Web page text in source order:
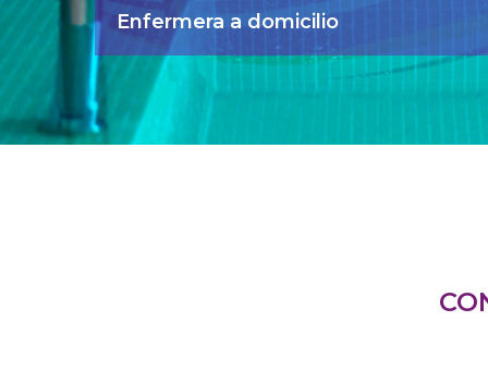
Enfermera a domicilio